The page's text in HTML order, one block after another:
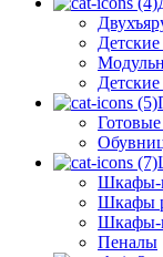
Шкафы-
Шкафы
Шкафы-
Пеналы